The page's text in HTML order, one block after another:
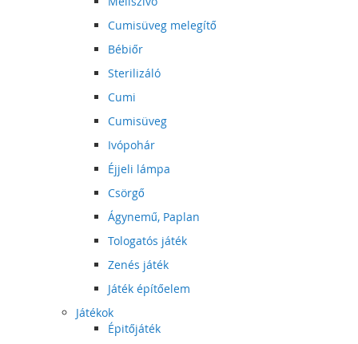
Cumisüveg melegítő
Bébiőr
Sterilizáló
Cumi
Cumisüveg
Ivópohár
Éjjeli lámpa
Csörgő
Ágynemű, Paplan
Tologatós játék
Zenés játék
Játék építőelem
Játékok
Épitőjáték